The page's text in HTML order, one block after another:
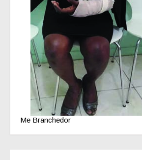
Me Branchedor